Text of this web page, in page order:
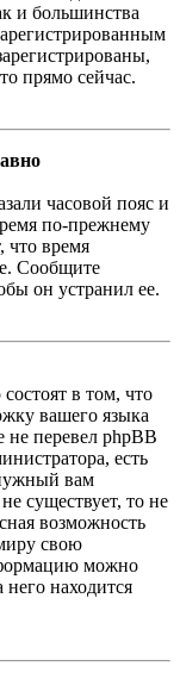
и большинства
прямо сейчас.
часовой пояс и
по-прежнему
что время
Сообщите
он устранил ее.
в том, что
вашего языка
перевел phpBB
есть
вам
существует, то не
возможность
свою
можно
находится